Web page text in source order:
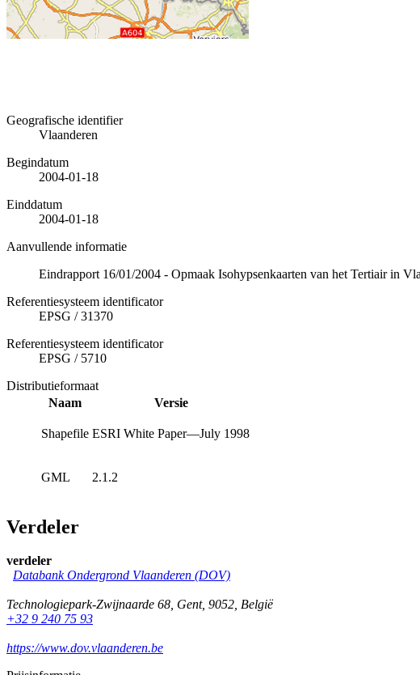
Geografische identifier
Vlaanderen
Begindatum
2004-01-18
Einddatum
2004-01-18
Aanvullende informatie
Eindrapport 16/01/2004 - Opmaak Isohypsenkaarten van het Tertiair in
Referentiesysteem identificator
EPSG /31370
Referentiesysteem identificator
EPSG / 5710
Distributieformaat
Naam
Versie
Shapefile ESRI White Paper—July 1998
GML 2.1.2
Verdeler
verdeler
Databank Ondergrond Vlaanderen (DOV)
Technologiepark-Zwijnaarde 68, Gent, 9052, België
+32 9 240 75 93
https://www.dov.vlaanderen.be